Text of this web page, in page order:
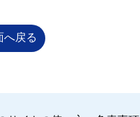
へ戻る